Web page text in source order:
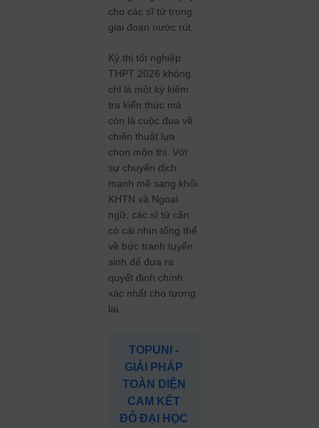
cho các sĩ tử trong
giai đoạn nước rút.
Kỳ thi tốt nghiệp
THPT 2026 không
chỉ là một kỳ kiểm
tra kiến thức mà
còn là cuộc đua về
chiến thuật lựa
chọn môn thi. Với
sự chuyển dịch
mạnh mẽ sang khối
KHTN và Ngoại
ngữ, các sĩ tử cần
có cái nhìn tổng thể
về bức tranh tuyển
sinh để đưa ra
quyết định chính
xác nhất cho tương
lai.
TOPUNI -
GIẢI PHÁP
TOÀN DIỆN
CAM KẾT
ĐỖ ĐẠI HỌC